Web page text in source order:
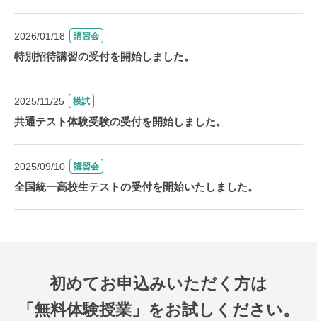
2026/01/18 講習会
特別招待講習の受付を開始しました。
2025/11/25 模試
共通テスト体験受験の受付を開始しました。
2025/09/10 講習会
全国統一高校生テストの受付を開始いたしました。
初めてお申込みいただく方は
「無料体験授業」をお試しください。